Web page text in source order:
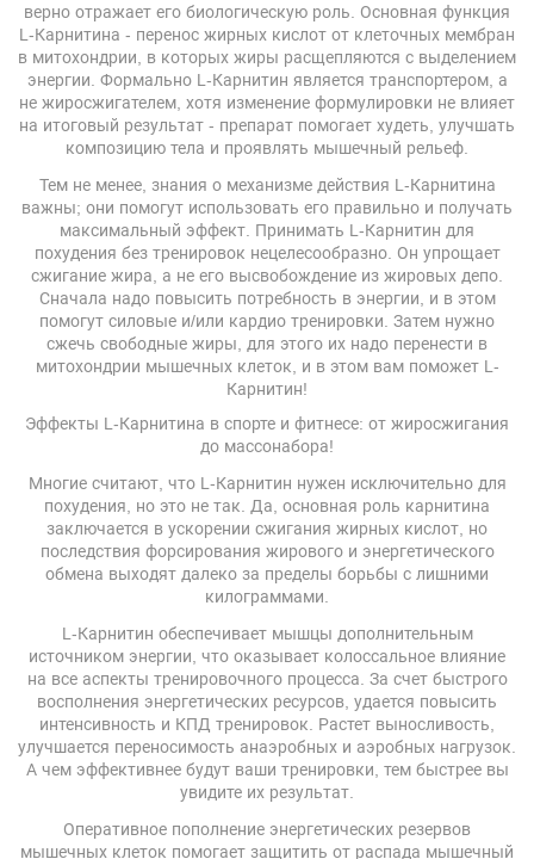
верно отражает его биологическую роль. Основная функция
L-Карнитина - перенос жирных кислот от клеточных мембран
в митохондрии, в которых жиры расщепляются с выделением
энергии. Формально L-Карнитин является транспортером, а
не жиросжигателем, хотя изменение формулировки не влияет
на итоговый результат - препарат помогает худеть, улучшать
композицию тела и проявлять мышечный рельеф.
Тем не менее, знания о механизме действия L-Карнитина
важны; они помогут использовать его правильно и получать
максимальный эффект. Принимать L-Карнитин для
похудения без тренировок нецелесообразно. Он упрощает
сжигание жира, а не его высвобождение из жировых депо.
Сначала надо повысить потребность в энергии, и в этом
помогут силовые и/или кардио тренировки. Затем нужно
сжечь свободные жиры, для этого их надо перенести в
митохондрии мышечных клеток, и в этом вам поможет L-
Карнитин!
Эффекты L-Карнитина в спорте и фитнесе: от жиросжигания
до массонабора!
Многие считают, что L-Карнитин нужен исключительно для
похудения, но это не так. Да, основная роль карнитина
заключается в ускорении сжигания жирных кислот, но
последствия форсирования жирового и энергетического
обмена выходят далеко за пределы борьбы с лишними
килограммами.
L-Карнитин обеспечивает мышцы дополнительным
источником энергии, что оказывает колоссальное влияние
на все аспекты тренировочного процесса. За счет быстрого
восполнения энергетических ресурсов, удается повысить
интенсивность и КПД тренировок. Растет выносливость,
улучшается переносимость анаэробных и аэробных нагрузок.
А чем эффективнее будут ваши тренировки, тем быстрее вы
увидите их результат.
Оперативное пополнение энергетических резервов
мышечных клеток помогает защитить от распада мышечный